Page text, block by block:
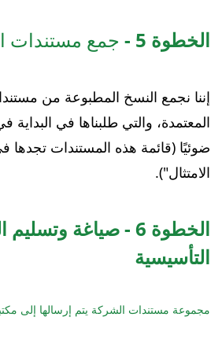
الخطوة 5 - جمع مستندات
إننا نجمع النسخ المطبوعة من
المعتمدة، والتي طلبناها في
ضوئيًا (قائمة هذه المستندات
الامتثال").
الخطوة 6 - صياغة
التأسيسية
مجموعة مستندات الشركة يتم إرسالها إلى